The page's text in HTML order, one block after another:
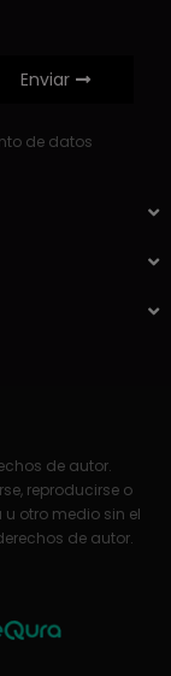
Enviar
de datos
de autor.
reproducirse o
otro medio sin el
de autor.